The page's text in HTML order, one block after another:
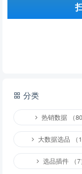
说明：请文明发言，共建
分类
热销数据 （80
大数据选品 （
选品插件 （7